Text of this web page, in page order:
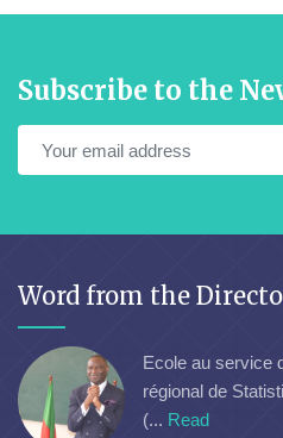
Subscribe to the
Word from the
Ecole au service
régional de
(... Read